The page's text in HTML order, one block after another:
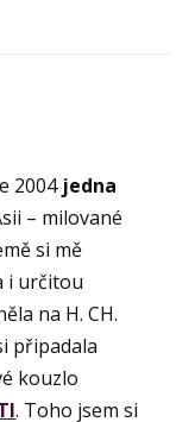
2004 jedna
– milované
si mě
i určitou
na H. CH.
připadala
kouzlo
. Toho jsem si